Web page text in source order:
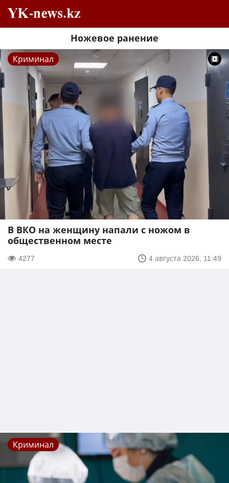
Ножевое ранение
Криминал
В ВКО на женщину напали с ножом в
общественном месте
4277 4 августа 2026, 11:49
Криминал